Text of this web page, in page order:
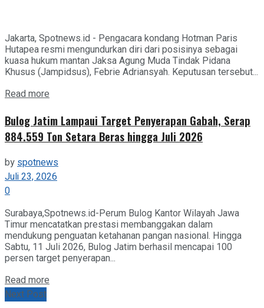
Jakarta, Spotnews.id - Pengacara kondang Hotman Paris
Hutapea resmi mengundurkan diri dari posisinya sebagai
kuasa hukum mantan Jaksa Agung Muda Tindak Pidana
Khusus (Jampidsus), Febrie Adriansyah. Keputusan tersebut...
Read more
Bulog Jatim Lampaui Target Penyerapan Gabah, Serap
884.559 Ton Setara Beras hingga Juli 2026
by spotnews
Juli 23, 2026
0
Surabaya,Spotnews.id-Perum Bulog Kantor Wilayah Jawa
Timur mencatatkan prestasi membanggakan dalam
mendukung penguatan ketahanan pangan nasional. Hingga
Sabtu, 11 Juli 2026, Bulog Jatim berhasil mencapai 100
persen target penyerapan...
Read more
Next Post